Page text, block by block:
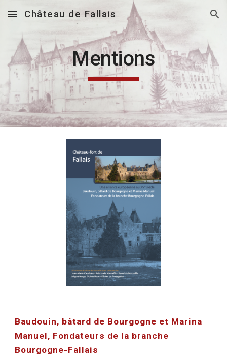
Skip to main content Skip to navigation
Château de Fallais
Mentions
Baudouin, bâtard de Bourgogne et Marina
Manuel, Fondateurs de la branche
Bourgogne-Fallais